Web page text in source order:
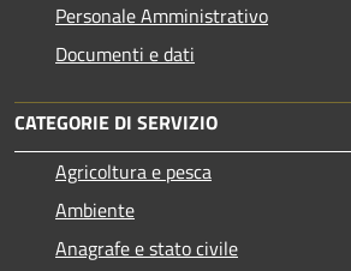
Personale Amministrativo
Documenti e dati
CATEGORIE DI SERVIZIO
Agricoltura e pesca
Ambiente
Anagrafe e stato civile